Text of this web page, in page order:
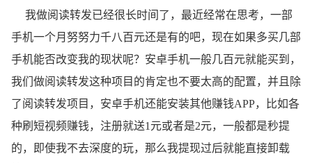
我做阅读转发已经很长时间了，最近经常在思考，一部
手机一个月努努力千八百元还是有的吧，现在如果多买几部
手机能否改变我的现状呢？安卓手机一般几百元就能买到，
我们做阅读转发这种项目的肯定也不要太高的配置，并且除
了阅读转发项目，安卓手机还能安装其他赚钱APP，比如各
种刷短视频赚钱，注册就送1元或者是2元，一般都是秒提
的，即使我不去深度的玩，那么我提现过后就能直接卸载